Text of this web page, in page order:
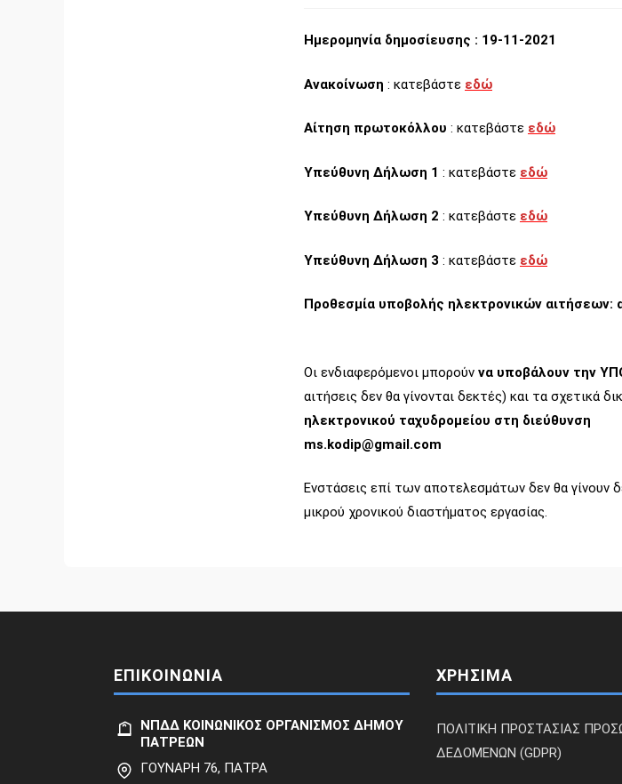
Ημερομηνία δημοσίευσης : 19-11-2021
Ανακοίνωση : κατεβάστε εδώ
Αίτηση πρωτοκόλλου : κατεβάστε εδώ
Υπεύθυνη Δήλωση 1 : κατεβάστε εδώ
Υπεύθυνη Δήλωση 2 : κατεβάστε εδώ
Υπεύθυνη Δήλωση 3 : κατεβάστε εδώ
Προθεσμία υποβολής ηλεκτρονικών
Οι ενδιαφερόμενοι μπορούν να υποβάλουν την
αιτήσεις δεν θα γίνονται δεκτές) και τα σχετικά
ηλεκτρονικού ταχυδρομείου στη διεύθυνση
ms.kodip@gmail.com
Ενστάσεις επί των αποτελεσμάτων δεν θα γίνουν
μικρού χρονικού διαστήματος εργασίας.
ΕΠΙΚΟΙΝΩΝΙΑ
ΝΠΔΔ ΚΟΙΝΩΝΙΚΟΣ ΟΡΓΑΝΙΣΜΟΣ ΔΗΜΟΥ
ΠΑΤΡΕΩΝ
ΓΟΥΝΑΡΗ 76, ΠΑΤΡΑ
ΧΡΗΣΙΜΑ
ΠΟΛΙΤΙΚΗ ΠΡΟΣΤΑΣΙΑΣ
ΔΕΔΟΜΕΝΩΝ (GDPR)